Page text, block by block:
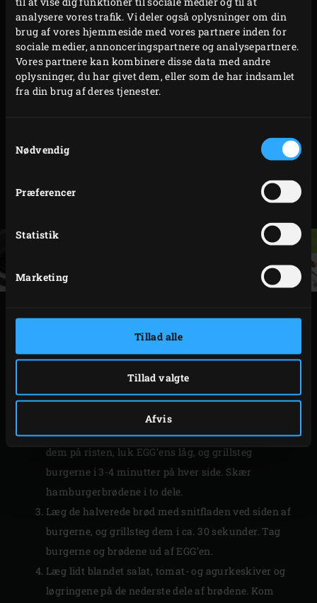
analysere vores trafik. Vi deler også oplysninger om din
brug af vores hjemmeside med vores partnere inden for
sociale medier, annonceringspartnere og analysepartnere.
Vores partnere kan kombinere disse data med andre
oplysninger, du har givet dem, eller som de har indsamlet
fra din brug af deres tjenester.
Nødvendig
Præferencer
Statistik
Marketing
Tillad alle
Tillad valgte
Afvis
ægget, sort peber og havsaltet. Farsblandingen
fordeles i fire lige store portioner. Stuff-A-Burger
Press smøres med lidt olivenolie.
Hamburgerpressens bund og sider fyldes med cirka
to tredjedele af en portion farsblanding. Kom en
pressen. Dæk fyldet med det og pres godt sammen
hamburgere, og opbevar dem tildækket i
TILBEREDNING
Tænd trækullet i Big Green Egg, og opvarm den,
Cast Iron Grid, til 220 °C. Skær i mellemtiden
tomaten og agurkerne i tynde skiver. Skræl løget,
og skær det i tynde ringe.
Pensl hamburgerne med en smule olivenolie. Læg
dem på risten, luk EGG’ens låg, og grillsteg
burgerne i 3-4 minutter på hver side. Skær
hamburgerbrødene i to dele.
Læg de halverede brød med snitfladen ved siden af
burgerne, og grillsteg dem i ca. 30 sekunder. Tag
burgerne og brødene ud af EGG’en.
Læg lidt blandet salat, tomat- og agurkeskiver og
løgringene på de nederste dele af brødene. Kom